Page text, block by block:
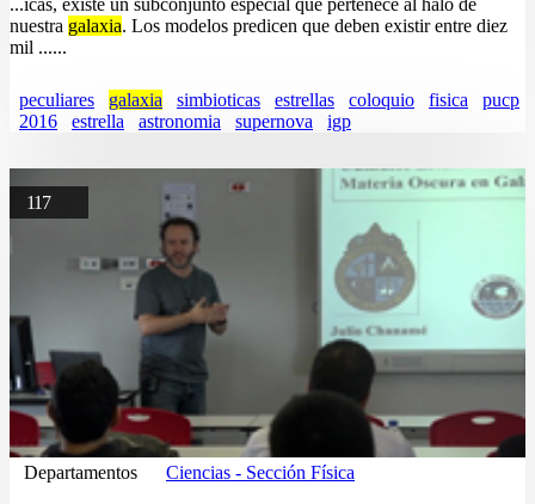
...icas, existe un subconjunto especial que pertenece al halo de
nuestra galaxia. Los modelos predicen que deben existir entre diez
mil ......
peculiares galaxia simbioticas estrellas coloquio fisica
pucp
2016
estrella astronomia supernova igp
117
Departamentos Ciencias - Sección Física